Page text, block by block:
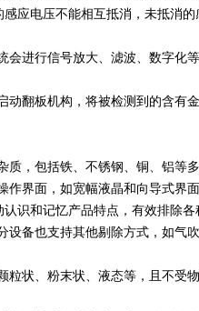
应电压不能相互抵消，未抵消
会进行信号放大、滤波、数字化
动翻板机构，将被检测到的含有
，包括铁、不锈钢、铜、铝等多
作界面，如宽幅液晶和向导式界
识和记忆产品特点，有效排除各
设备也支持其他剔除方式，如气
粒状、粉末状、液态等，且不受